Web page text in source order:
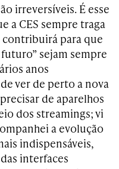
irreversíveis. É esse
a CES sempre traga
para que
sejam sempre
anos
ver de perto a nova
de aparelhos
dos streamings; vi
a evolução
indispensáveis,
interfaces